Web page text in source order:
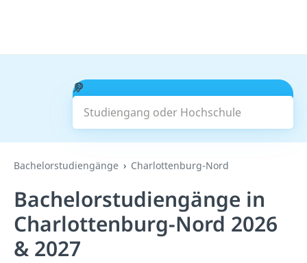
Studiengang oder Hochschule
Suchen
Bachelorstudiengänge Charlottenburg-Nord
Bachelorstudiengänge in
Charlottenburg-Nord 2026
& 2027